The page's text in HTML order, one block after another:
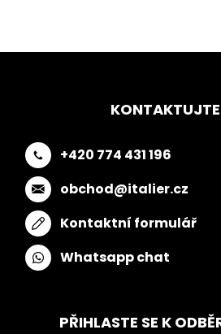
+420 774 431 196
obchod@italier.cz
Kontaktní formulář
Whatsapp chat
PŘIHLASTE SE K